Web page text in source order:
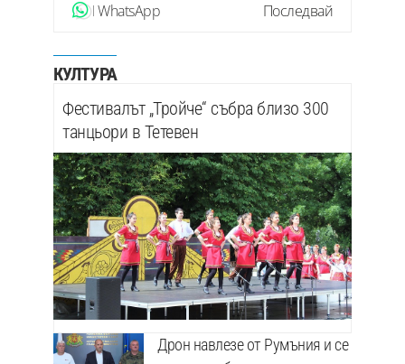
WhatsApp Последвай
КУЛТУРА
Фестивалът „Тройче“ събра близо 300
танцьори в Тетевен
Дрон навлезе от Румъния и се